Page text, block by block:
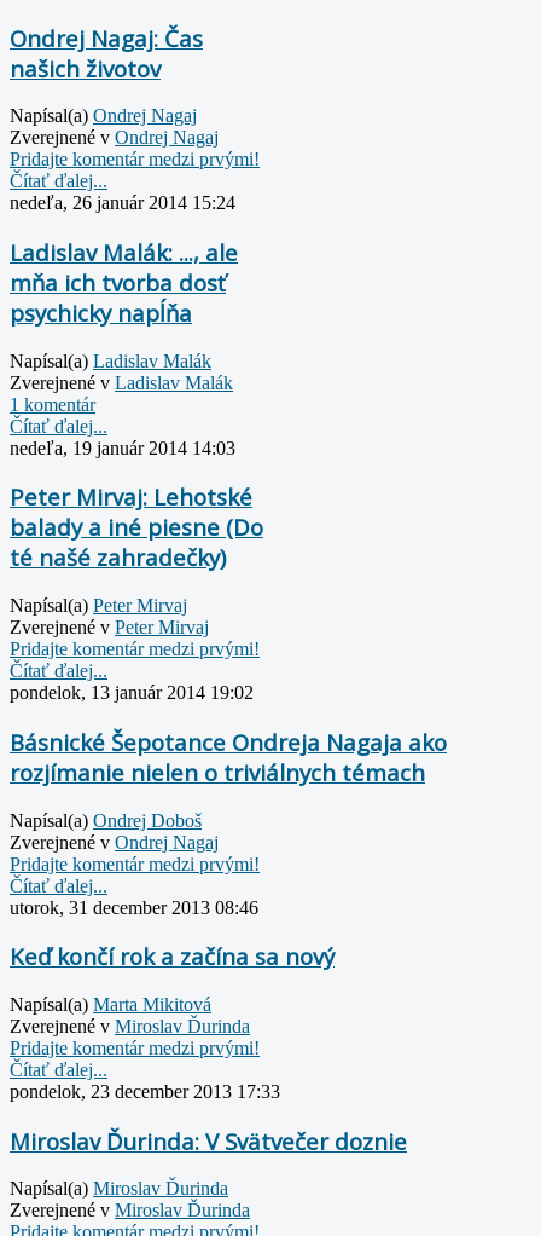
Ondrej Nagaj: Čas
našich životov
Napísal(a) Ondrej Nagaj
Zverejnené v Ondrej Nagaj
Pridajte komentár medzi prvými!
Čítať ďalej...
nedeľa, 26 január 2014 15:24
Ladislav Malák: ..., ale
mňa ich tvorba dosť
psychicky napĺňa
Napísal(a) Ladislav Malák
Zverejnené v Ladislav Malák
1 komentár
Čítať ďalej...
nedeľa, 19 január 2014 14:03
Peter Mirvaj: Lehotské
balady a iné piesne (Do
té našé zahradečky)
Napísal(a) Peter Mirvaj
Zverejnené v Peter Mirvaj
Pridajte komentár medzi prvými!
Čítať ďalej...
pondelok, 13 január 2014 19:02
Básnické Šepotance Ondreja Nagaja ako
rozjímanie nielen o triviálnych témach
Napísal(a) Ondrej Doboš
Zverejnené v Ondrej Nagaj
Pridajte komentár medzi prvými!
Čítať ďalej...
utorok, 31 december 2013 08:46
Keď končí rok a začína sa nový
Napísal(a) Marta Mikitová
Zverejnené v Miroslav Ďurinda
Pridajte komentár medzi prvými!
Čítať ďalej...
pondelok, 23 december 2013 17:33
Miroslav Ďurinda: V Svätvečer doznie
Napísal(a) Miroslav Ďurinda
Zverejnené v Miroslav Ďurinda